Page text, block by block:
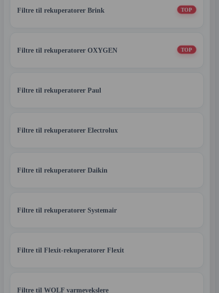
Filtre til rekuperatorer Brink TOP
Filtre til rekuperatorer OXYGEN TOP
Filtre til rekuperatorer Paul
Filtre til rekuperatorer Electrolux
Filtre til rekuperatorer Daikin
Filtre til rekuperatorer Systemair
Filtre til Flexit-rekuperatorer Flexit
Filtre til WOLF varmevekslere